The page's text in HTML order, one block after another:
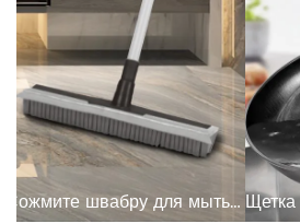
Сожмите швабру для мытья пола